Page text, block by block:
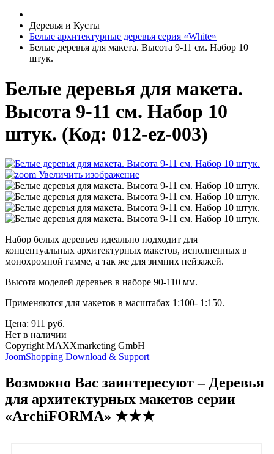
Деревья и Кусты
Белые архитектурные деревья серия «White»
Белые деревья для макета. Высота 9-11 см. Набор 10
штук.
Белые деревья для макета.
Высота 9-11 см. Набор 10
штук. (Код: 012-ez-003)
Увеличить изображение
Набор белых деревьев идеально подходит для
концептуальных архитектурных макетов, исполненных в
монохромной гамме, а так же для зимних пейзажей.
Высота моделей деревьев в наборе 90-110 мм.
Применяются для макетов в масштабах 1:100- 1:150.
Цена: 911 руб.
Нет в наличии
Copyright MAXXmarketing GmbH
JoomShopping Download & Support
Возможно Вас заинтересуют – Деревья
для архитектурных макетов серии
«ArchiFORMA» ★★★